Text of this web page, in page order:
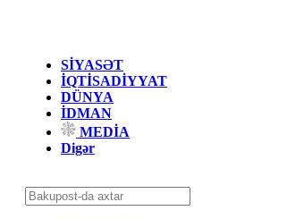
SİYASƏT
İQTİSADİYYAT
DÜNYA
İDMAN
MEDİA
Digər